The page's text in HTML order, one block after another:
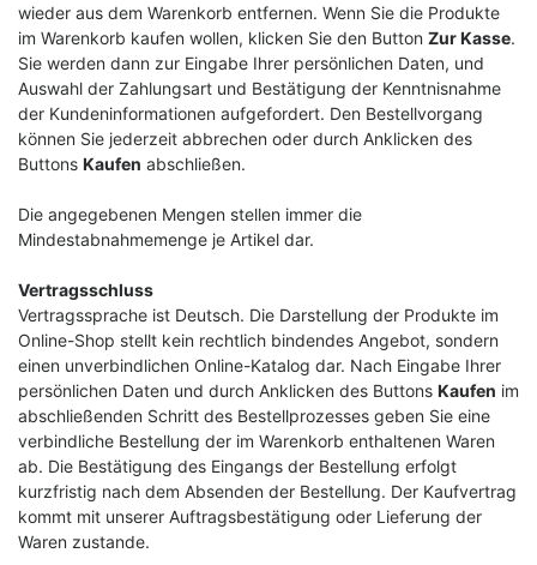
wieder aus dem Warenkorb entfernen. Wenn Sie die Produkte
im Warenkorb kaufen wollen, klicken Sie den Button Zur Kasse.
Sie werden dann zur Eingabe Ihrer persönlichen Daten, und
Auswahl der Zahlungsart und Bestätigung der Kenntnisnahme
der Kundeninformationen aufgefordert. Den Bestellvorgang
können Sie jederzeit abbrechen oder durch Anklicken des
Buttons Kaufen abschließen.
Die angegebenen Mengen stellen immer die
Mindestabnahmemenge je Artikel dar.
Vertragsschluss
Vertragssprache ist Deutsch. Die Darstellung der Produkte im
Online-Shop stellt kein rechtlich bindendes Angebot, sondern
einen unverbindlichen Online-Katalog dar. Nach Eingabe Ihrer
persönlichen Daten und durch Anklicken des Buttons Kaufen im
abschließenden Schritt des Bestellprozesses geben Sie eine
verbindliche Bestellung der im Warenkorb enthaltenen Waren
ab. Die Bestätigung des Eingangs der Bestellung erfolgt
kurzfristig nach dem Absenden der Bestellung. Der Kaufvertrag
kommt mit unserer Auftragsbestätigung oder Lieferung der
Waren zustande.